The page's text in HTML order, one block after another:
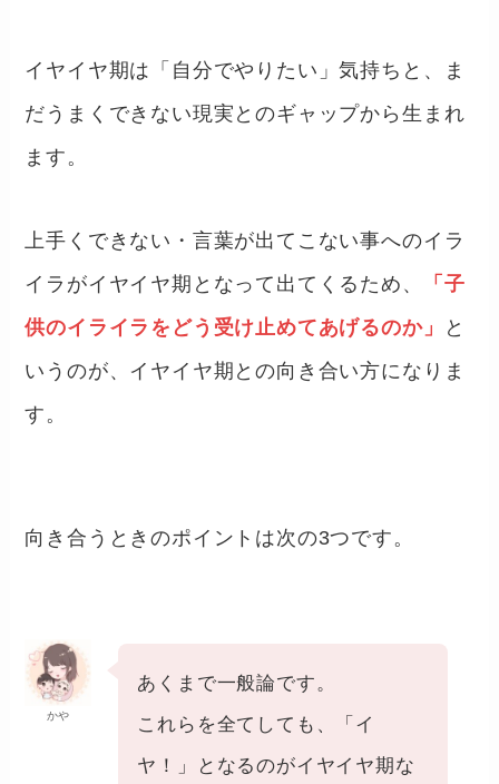
イヤイヤ期は「自分でやりたい」気持ちと、ま
だうまくできない現実とのギャップから生まれ
ます。
上手くできない・言葉が出てこない事へのイラ
イラがイヤイヤ期となって出てくるため、
「子
供のイライラをどう受け止めてあげるのか」
と
いうのが、イヤイヤ期との向き合い方になりま
す。
向き合うときのポイントは次の3つです。
かや
あくまで一般論です。
これらを全てしても、「イ
ヤ！」となるのがイヤイヤ期な